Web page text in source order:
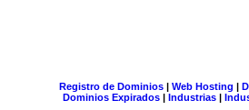
Registro de Dominios| Web Hosting |
Dominios Expirados | Industrias |